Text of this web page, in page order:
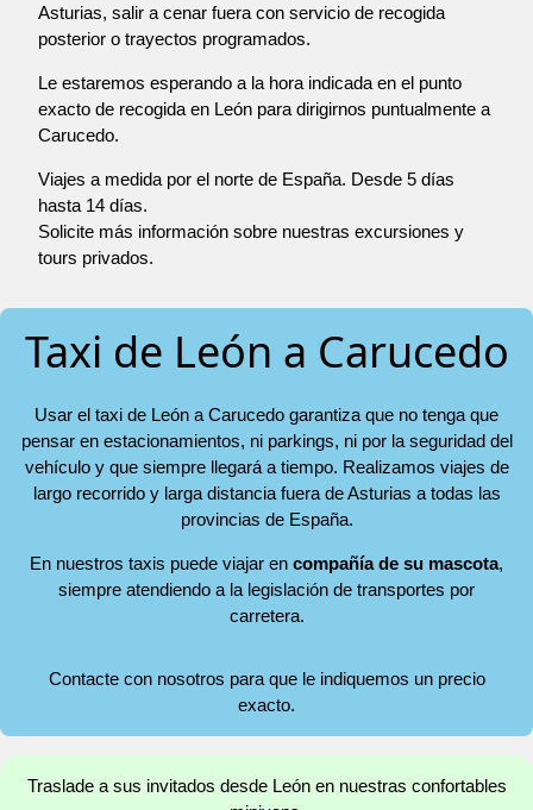
Asturias, salir a cenar fuera con servicio de recogida
posterior o trayectos programados.
Le estaremos esperando a la hora indicada en el punto
exacto de recogida en León para dirigirnos puntualmente a
Carucedo.
Viajes a medida por el norte de España. Desde 5 días
hasta 14 días.
Solicite más información sobre nuestras excursiones y
tours privados.
Taxi de León a Carucedo
Usar el taxi de León a Carucedo garantiza que no tenga que
pensar en estacionamientos, ni parkings, ni por la seguridad del
vehículo y que siempre llegará a tiempo. Realizamos viajes de
largo recorrido y larga distancia fuera de Asturias a todas las
provincias de España.
En nuestros taxis puede viajar en compañía de su mascota,
siempre atendiendo a la legislación de transportes por
carretera.
Contacte con nosotros para que le indiquemos un precio
exacto.
Traslade a sus invitados desde León en nuestras confortables